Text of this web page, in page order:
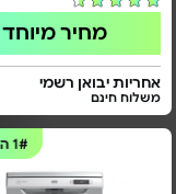
מחיר מיוחד
אחריות יבואן רשמי
משלוח חינם
1#